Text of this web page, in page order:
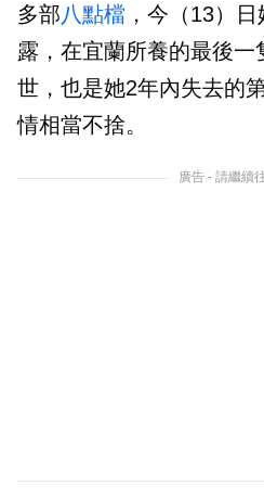
多部八點檔 ，今（13）
露，在宜蘭所養的最後
世，也是她2年內失去的
情相當不捨。
廣告 - 請繼續